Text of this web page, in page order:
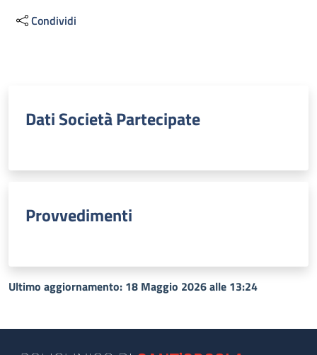
Condividi
Dati Società Partecipate
Provvedimenti
Ultimo aggiornamento: 18 Maggio 2026 alle 13:24